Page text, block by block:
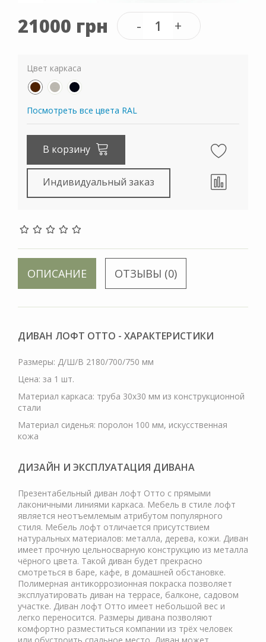
21000 грн
Цвет каркаса
Посмотреть все цвета RAL
В корзину
Индивидуальный заказ
ОПИСАНИЕ ОТЗЫВЫ (0)
ДИВАН ЛОФТ ОТТО - ХАРАКТЕРИСТИКИ
Размеры: Д/Ш/В 2180/700/750 мм
Цена: за 1 шт.
Материал каркаса: труба 30х30 мм из конструкционной
стали
Материал сиденья: поролон 100 мм, искусственная
кожа
ДИЗАЙН И ЭКСПЛУАТАЦИЯ ДИВАНА
Презентабельный диван лофт Отто с прямыми
лаконичными линиями каркаса. Мебель в стиле лофт
является неотъемлемым атрибутом популярного
стиля. Мебель лофт отличается присутствием
натуральных материалов: металла, дерева, кожи. Диван
имеет прочную цельносварную конструкцию из металла
чёрного цвета. Такой диван будет прекрасно
смотреться в баре, кафе, в домашней обстановке.
Полимерная антикоррозионная покраска позволяет
эксплуатировать диван на террасе, балконе, садовом
участке. Диван лофт Отто имеет небольшой вес и
легко переносится. Размеры дивана позволяют
комфортно разместиться компании из трёх человек